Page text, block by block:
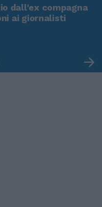
dall'ex compagna
ai giornalisti